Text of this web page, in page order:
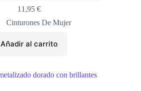
11,95€
Cinturones De Mujer
Añadir al carrito